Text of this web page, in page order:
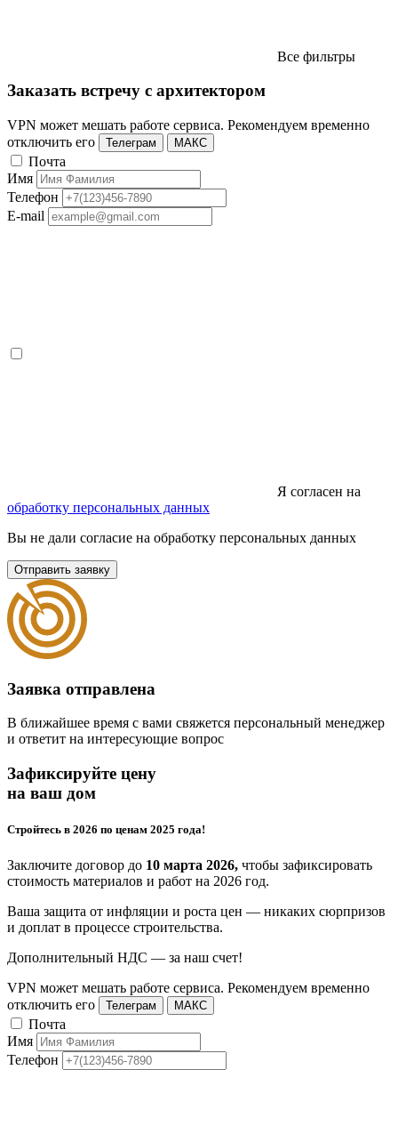
Все фильтры
Заказать встречу с архитектором
VPN может мешать работе сервиса. Рекомендуем временно
отключить его
Телеграм МАКС
Почта
Имя
Телефон
E-mail
Я согласен на
обработку персональных данных
Вы не дали согласие на обработку персональных данных
Отправить заявку
Заявка отправлена
В ближайшее время с вами свяжется персональный менеджер
и ответит на интересующие вопрос
Зафиксируйте цену
на ваш дом
Стройтесь в 2026 по ценам 2025 года!
Заключите договор до 10 марта 2026, чтобы зафиксировать
стоимость материалов и работ на 2026 год.
Ваша защита от инфляции и роста цен — никаких сюрпризов
и доплат в процессе строительства.
Дополнительный НДС — за наш счет!
VPN может мешать работе сервиса. Рекомендуем временно
отключить его
Телеграм МАКС
Почта
Имя
Телефон